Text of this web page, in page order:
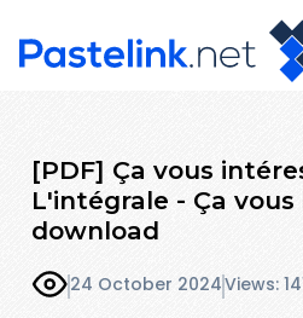
[PDF] Ça vous
L'intégrale - Ça vous
download
24 October 2024Views: